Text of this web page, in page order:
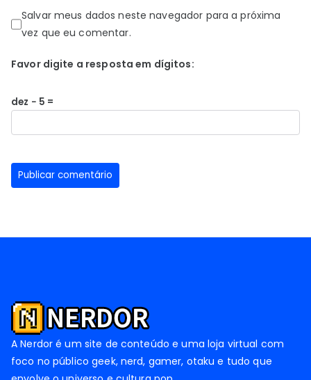
Salvar meus dados neste navegador para a próxima
vez que eu comentar.
Favor digite a resposta em dígitos:
dez − 5 =
A Nerdor é um site de conteúdo e uma loja virtual com
foco no público geek, nerd, gamer, otaku e tudo que